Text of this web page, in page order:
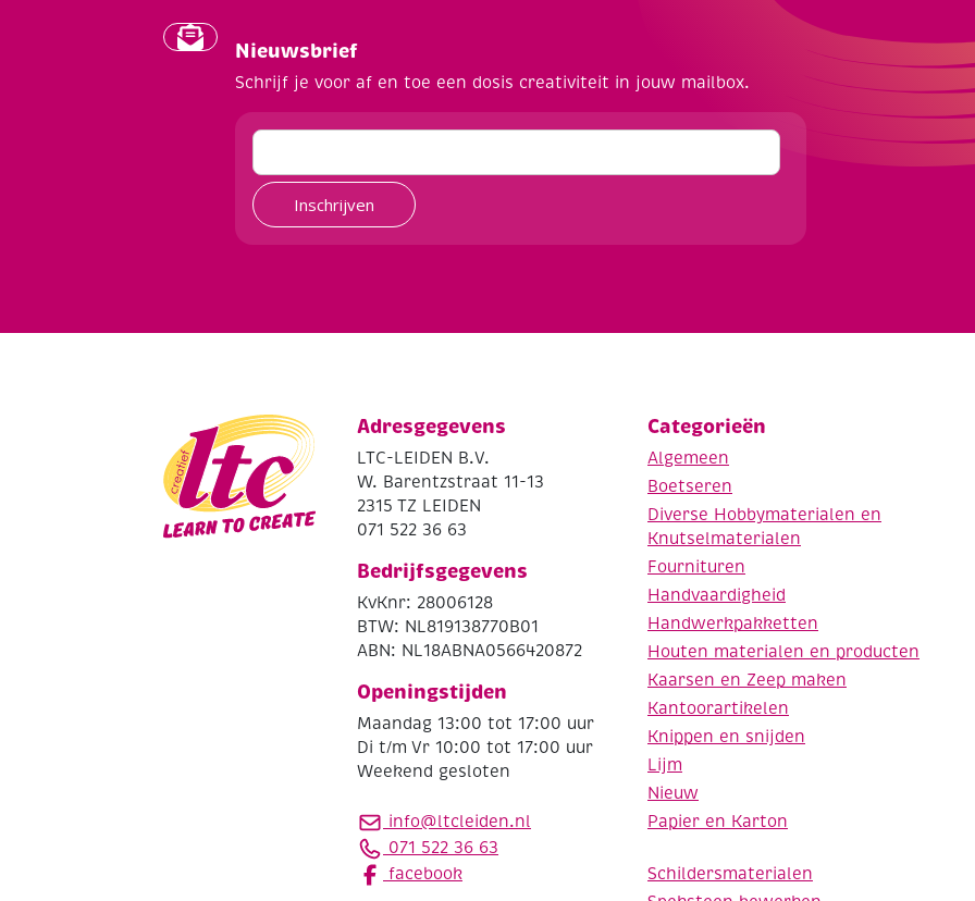
Nieuwsbrief
Schrijf je voor af en toe een dosis creativiteit in jouw mailbox.
Inschrijven
Adresgegevens
LTC-LEIDEN B.V.
W. Barentzstraat 11-13
2315 TZ LEIDEN
071 522 36 63
Bedrijfsgegevens
KvKnr: 28006128
BTW: NL819138770B01
ABN: NL18ABNA0566420872
Openingstijden
Maandag 13:00 tot 17:00 uur
Di t/m Vr 10:00 tot 17:00 uur
Weekend gesloten
info@ltcleiden.nl
071 522 36 63
facebook
Categorieën
Algemeen
Boetseren
Diverse Hobbymaterialen en
Knutselmaterialen
Fournituren
Handvaardigheid
Handwerkpakketten
Houten materialen en producten
Kaarsen en Zeep maken
Kantoorartikelen
Knippen en snijden
Lijm
Nieuw
Papier en Karton
Schildersmaterialen